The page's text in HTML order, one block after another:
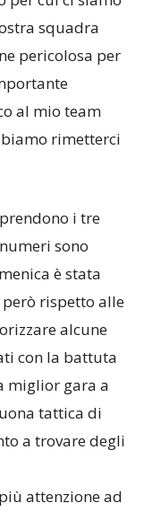
per cui ci siamo
squadra
pericolosa per
al mio team
rimetterci
prendono i tre
è stata
rispetto alle
miglior gara a
a trovare degli